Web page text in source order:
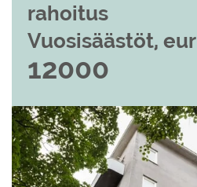
rahoitus
Vuosisäästöt, eur
12000